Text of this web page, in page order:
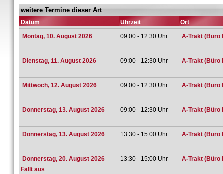
weitere Termine dieser Art
Datum Uhrzeit
Ort
Montag, 10. August 2026
09:00 - 12:30 Uhr A-Trakt (Büro
Dienstag, 11. August 2026 09:00 - 12:30 Uhr A-Trakt (Büro
Mittwoch, 12. August 2026 09:00 - 12:30 Uhr A-Trakt (Büro
Donnerstag, 13. August 2026 09:00 - 12:30 Uhr A-Trakt (Büro
Donnerstag, 13. August 2026 13:30 - 15:00 Uhr A-Trakt (Büro
Donnerstag, 20. August 2026
Fällt aus
13:30 - 15:00 Uhr A-Trakt (Büro